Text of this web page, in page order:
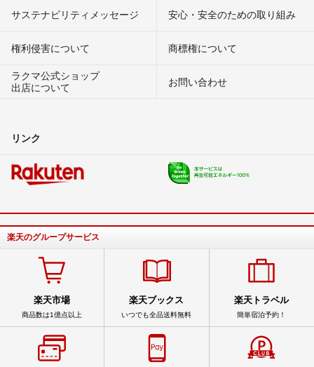
サステナビリティメッセージ 安心・安全のための取り組み
権利侵害について
商標権について
ラクマ公式ショップ
出店について
お問い合わせ
リンク
楽天のグループサービス
楽天市場
商品数は1億点以上
楽天ブックス
いつでも全品送料無料
楽天トラベル
簡単宿泊予約！